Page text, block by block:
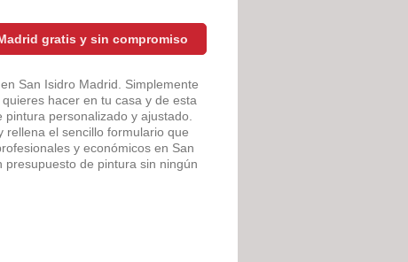
gratis y sin compromiso
San Isidro Madrid. Simplemente
hacer en tu casa y de esta
personalizado y ajustado.
rellena el sencillo formulario que
y económicos en San
de pintura sin ningún